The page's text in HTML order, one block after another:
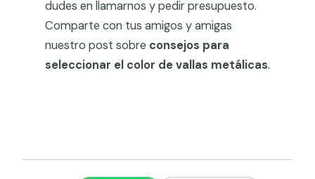
dudes en llamarnos y pedir presupuesto.
Comparte con tus amigos y amigas
nuestro post sobre consejos para
seleccionar el color de vallas metálicas.